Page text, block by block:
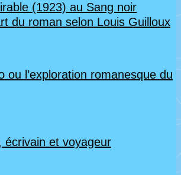
(1923) au Sang noir
du roman selon Louis Guilloux
ou l’exploration romanesque du
écrivain et voyageur